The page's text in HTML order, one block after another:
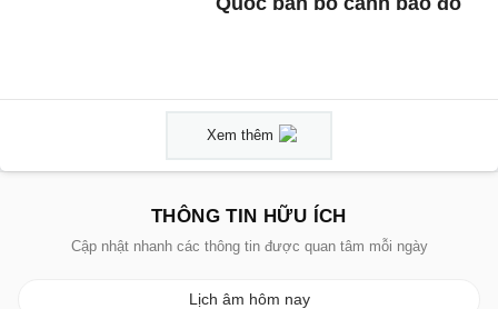
Xem thêm
THÔNG TIN HỮU ÍCH
Cập nhật nhanh các thông tin được quan tâm mỗi ngày
Lịch âm hôm nay